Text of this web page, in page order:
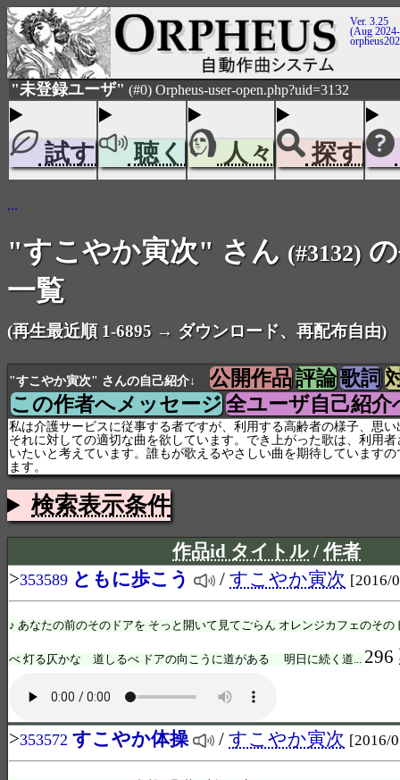
Ver. 3.25
(Aug
"未登録ユーザ" (#0) Orpheus-user-open.php?uid=3132
試す 聴く 人々 探す
...
"すこやか寅次" さん (#3132)
一覧
(再生最近順 1-6895 → ダウンロード、再配布自由)
"すこやか寅次" さんの自己紹介↓ 公開作品評論歌詞
この作者へメッセージ全ユーザ自己紹介
私は介護サービスに従事する者ですが、利用する高齢者の様子、思
それに対しての適切な曲を欲しています。でき上がった歌は、利用
いたいと考えています。誰もが歌えるやさしい曲を期待しています
ます。
検索表示条件
作品id タイトル /作者
>353589 ともに歩こう / すこやか寅次 [2016/
♪ あなたの前のそのドアを そっと開いて見てごらん オレンジカフェのそ
べ 灯る仄かな 道しるべ ドアの向こうに道がある 明日に続く道... 296
>353572 すこやか体操 / すこやか寅次 [2016/